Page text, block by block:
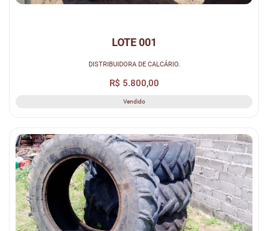
LOTE 001
DISTRIBUIDORA DE CALCÁRIO.
R$ 5.800,00
Vendido